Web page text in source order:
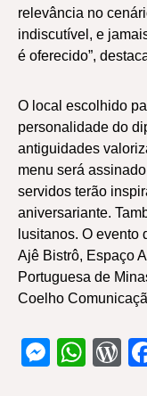
relevância no
indiscutível, e
é oferecido”,
O local escolhido
personalidade do
antiguidades
menu será
servidos terão
aniversariante.
lusitanos. O
Ajê Bistrô, Espaço
Portuguesa de
Coelho